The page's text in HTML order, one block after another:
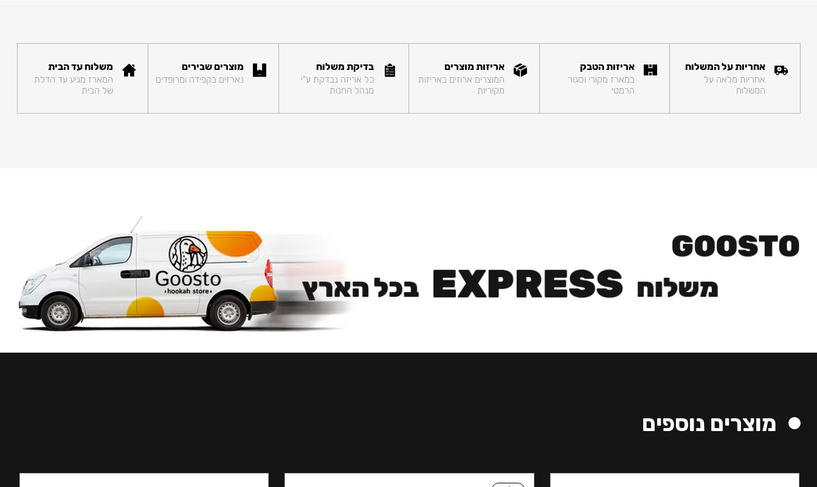
אחריות על המשלוח
אחריות מלאה על
המשלוח
אריזות הטבק
במארז מקורי וסגור
הרמטי
אריזות מוצרים
המוצרים ארוזים באריזות
מקוריות
בדיקת משלוח
כל אריזה נבדקת ע"י
מנהל החנות
מוצרים שבירים
נארזים בקפידה ומרופדים
משלוח עד הבית
המארז מגיע עד הדלת
של הבית
מוצרים נוספים